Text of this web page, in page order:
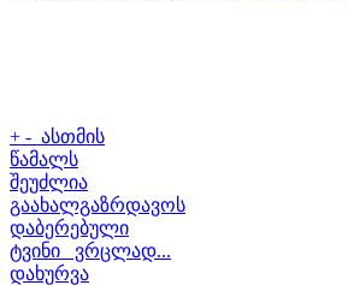
+ - ასთმის
წამალს
შეუძლია
გაახალგაზრდავოს
დაბერებული
ტვინი ვრცლად...
დახურვა